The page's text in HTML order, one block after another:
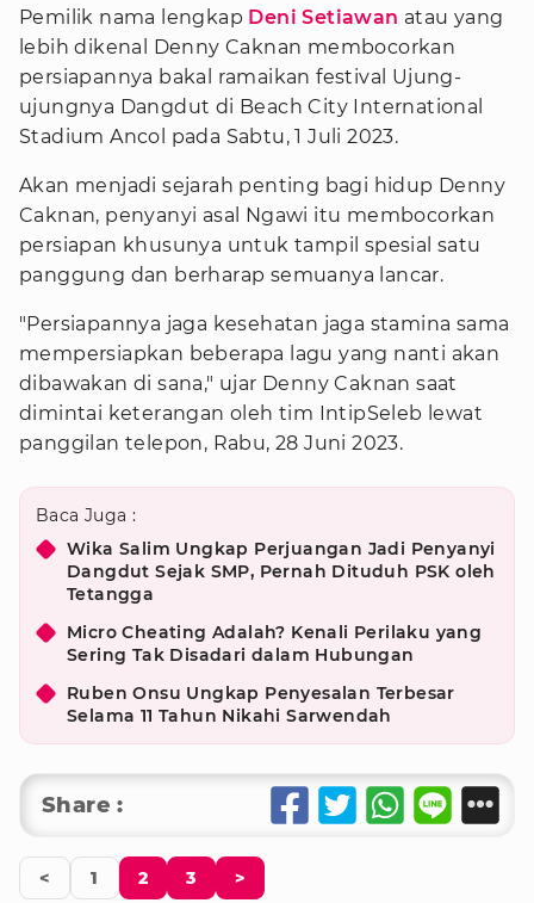
Pemilik nama lengkap Deni Setiawan atau yang
lebih dikenal Denny Caknan membocorkan
persiapannya bakal ramaikan festival Ujung-
ujungnya Dangdut di Beach City International
Stadium Ancol pada Sabtu, 1 Juli 2023.
Akan menjadi sejarah penting bagi hidup Denny
Caknan, penyanyi asal Ngawi itu membocorkan
persiapan khusunya untuk tampil spesial satu
panggung dan berharap semuanya lancar.
"Persiapannya jaga kesehatan jaga stamina sama
mempersiapkan beberapa lagu yang nanti akan
dibawakan di sana," ujar Denny Caknan saat
dimintai keterangan oleh tim IntipSeleb lewat
panggilan telepon, Rabu, 28 Juni 2023.
Baca Juga :
Wika Salim Ungkap Perjuangan Jadi Penyanyi
Dangdut Sejak SMP, Pernah Dituduh PSK oleh
Tetangga
Micro Cheating Adalah? Kenali Perilaku yang
Sering Tak Disadari dalam Hubungan
Ruben Onsu Ungkap Penyesalan Terbesar
Selama 11 Tahun Nikahi Sarwendah
Share :
< 1 2 3 >